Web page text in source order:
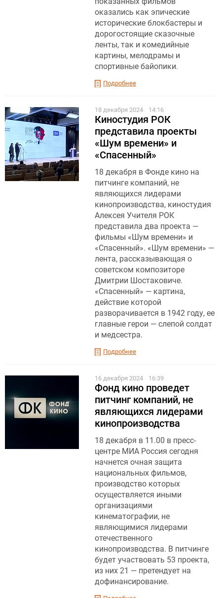
оказались как эпические
исторические блокбастеры и
дорогостоящие сказочные
ленты, так и комедийные
картины, мелодрамы и
спортивные байопики.
Подробнее
18 декабря 2024 14:16
Киностудия РОК
представила проекты
«Шум времени» и
«Спасенный»
18 декабря в Фонде кино на
питчинге компаний, не
являющихся лидерами
кинопроизводства, киностудия
Алексея Учителя РОК
представила два проекта —
фильмы «Шум времени» и
«Спасенный». «Шум времени» —
лента, рассказывающая о
советском композиторе
Дмитрии Шостаковиче.
«Спасенный» — картина,
действие которой
разворачивается в 1942 году, ее
главные герои — слепой солдат
и медсестра.
Подробнее
16 декабря 2024 16:39
Фонд кино проведет
питчинг компаний, не
являющихся лидерами
кинопроизводства
18 декабря в 11.00 в пресс-
центре МИА Россия сегодня
начнется очная защита
национальных фильмов,
производство которых
осуществляется иными
организациями
кинематографии, не
являющимися лидерами
отечественного
кинопроизводства. В питчинге
будет участвовать 53 проекта,
из них 21 — претендует на
дофинансирование.